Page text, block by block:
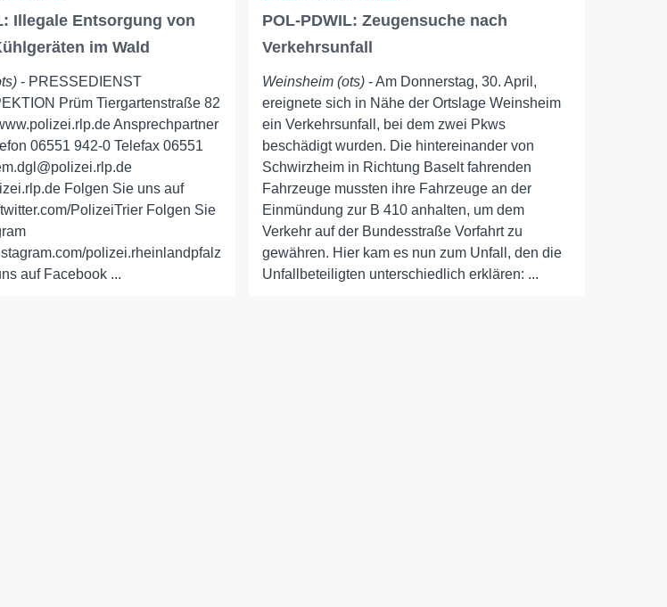
Illegale Entsorgung von
im Wald
- PRESSEDIENST
Prüm Tiergartenstraße 82
Ansprechpartner
06551 942-0 Telefax 06551
Folgen Sie uns auf
PolizeiTrier Folgen Sie
polizei.rheinlandpfalz
auf Facebook ...
POL-PDWIL: Zeugensuche nach
Verkehrsunfall
Weinsheim (ots) - Am Donnerstag, 30. April,
ereignete sich in Nähe der Ortslage Weinsheim
ein Verkehrsunfall, bei dem zwei Pkws
beschädigt wurden. Die hintereinander von
Schwirzheim in Richtung Baselt fahrenden
Fahrzeuge mussten ihre Fahrzeuge an der
Einmündung zur B 410 anhalten, um dem
Verkehr auf der Bundesstraße Vorfahrt zu
gewähren. Hier kam es nun zum Unfall, den die
Unfallbeteiligten unterschiedlich erklären: ...